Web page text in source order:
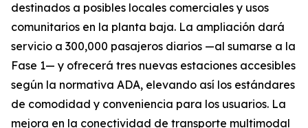
destinados a posibles locales comerciales y usos
comunitarios en la planta baja. La ampliación dará
servicio a 300,000 pasajeros diarios —al sumarse a la
Fase 1— y ofrecerá tres nuevas estaciones accesibles
según la normativa ADA, elevando así los estándares
de comodidad y conveniencia para los usuarios. La
mejora en la conectividad de transporte multimodal